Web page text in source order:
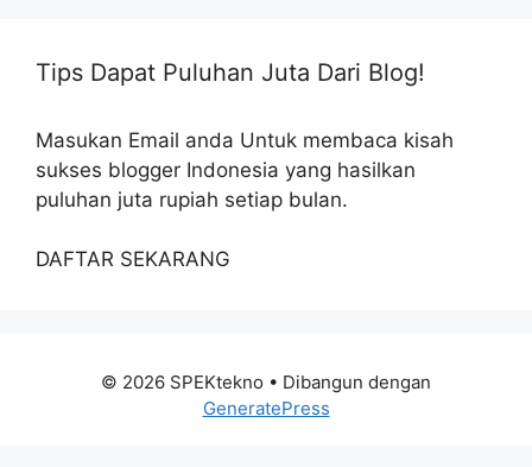
Tips Dapat Puluhan Juta Dari Blog!
Masukan Email anda Untuk membaca kisah
sukses blogger Indonesia yang hasilkan
puluhan juta rupiah setiap bulan.
DAFTAR SEKARANG
© 2026 SPEKtekno • Dibangun dengan
GeneratePress